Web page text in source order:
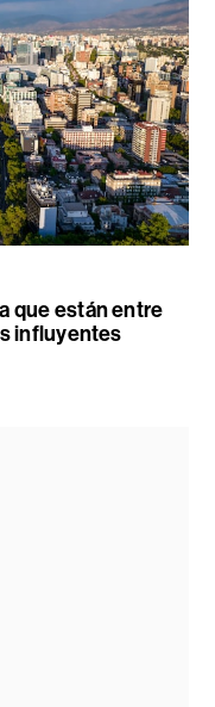
que están entre
influyentes